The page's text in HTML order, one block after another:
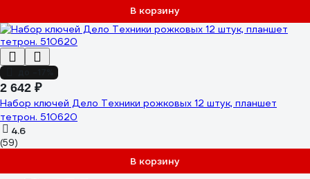
В корзину
2 642 ₽
Набор ключей Дело Техники рожковых 12 штук, планшет
тетрон. 510620
4.6
(59)
В корзину